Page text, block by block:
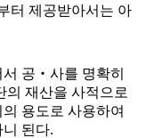
터 제공받아서는 아
공‧사를 명확히
재산을 사적으로
용도로 사용하여
된다.